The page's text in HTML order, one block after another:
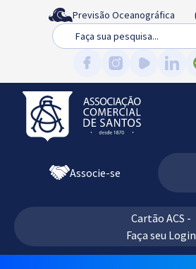
Previsão Oceanográfica
Busca
Associe-se
Cartão ACS -
Faça seu Login